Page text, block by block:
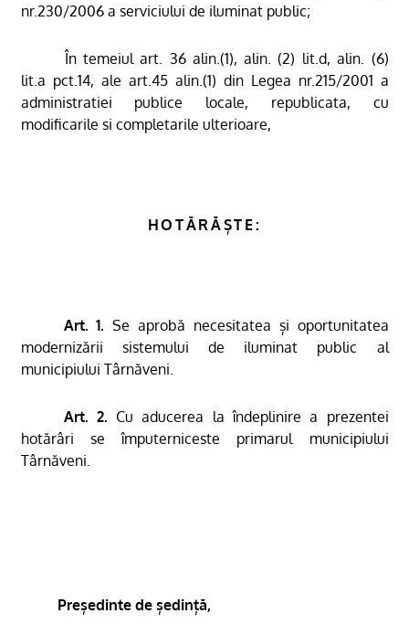
nr.230/2006 a serviciului de iluminat public;
În temeiul art. 36 alin.(1), alin. (2) lit.d, alin. (6)
lit.a pct.14, ale art.45 alin.(1) din Legea nr.215/2001 a
administratiei publice locale, republicata, cu
modificarile si completarile ulterioare,
HOTĂRĂȘTE:
Art. 1.Se aprobă necesitatea și oportunitatea
modernizării sistemului de iluminat public al
municipiului Târnăveni
Art. 2. Cu aducerea la îndeplinire a prezentei
hotărâri se împuterniceste primarul municipiului
Târnăveni.
Președinte de ședință,